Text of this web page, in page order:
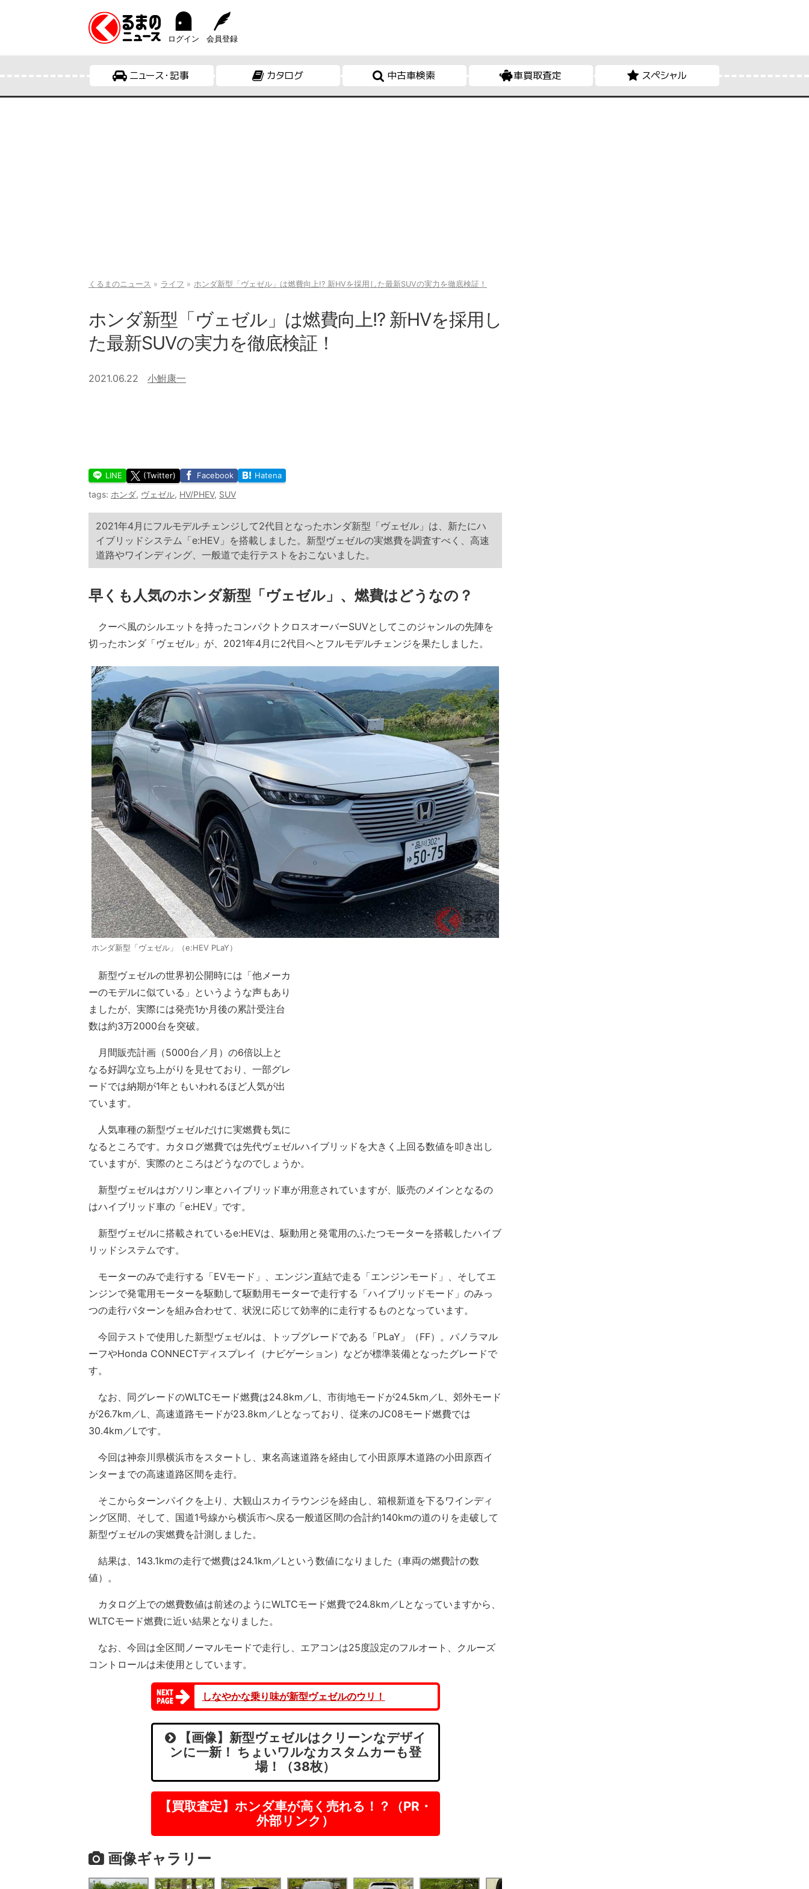
ログイン 会員登録
ニュース・記事 カタログ 中古車検索 車買取査定 スペシャル
くるまのニュース ライフ ホンダ新型「ヴェゼル」は燃費向上!? 新HVを採用した最新SUVの実力を徹底検証！
ホンダ新型「ヴェゼル」は燃費向上!? 新HVを採用し
た最新SUVの実力を徹底検証！
2021.06.22 小鮒康一
LINE (Twitter) Facebook Hatena
tags: ホンダ, ヴェゼル, HV/PHEV, SUV
2021年4月にフルモデルチェンジして2代目となったホンダ新型「ヴェゼル」は、新たにハ
イブリッドシステム「e:HEV」を搭載しました。新型ヴェゼルの実燃費を調査すべく、高速
道路やワインディング、一般道で走行テストをおこないました。
早くも人気のホンダ新型「ヴェゼル」、燃費はどうなの？
クーペ風のシルエットを持ったコンパクトクロスオーバーSUVとしてこのジャンルの先陣を
切ったホンダ「ヴェゼル」が、2021年4月に2代目へとフルモデルチェンジを果たしました。
ホンダ新型「ヴェゼル」（e:HEV PLaY）
新型ヴェゼルの世界初公開時には「他メーカ
ーのモデルに似ている」というような声もあり
ましたが、実際には発売1か月後の累計受注台
数は約3万2000台を突破。
月間販売計画（5000台／月）の6倍以上と
なる好調な立ち上がりを見せており、一部グレ
ードでは納期が1年ともいわれるほど人気が出
ています。
人気車種の新型ヴェゼルだけに実燃費も気に
なるところです。カタログ燃費では先代ヴェゼルハイブリッドを大きく上回る数値を叩き出し
ていますが、実際のところはどうなのでしょうか。
新型ヴェゼルはガソリン車とハイブリッド車が用意されていますが、販売のメインとなるの
はハイブリッド車の「e:HEV」です。
新型ヴェゼルに搭載されているe:HEVは、駆動用と発電用のふたつモーターを搭載したハイブ
リッドシステムです。
モーターのみで走行する「EVモード」、エンジン直結で走る「エンジンモード」、そしてエ
ンジンで発電用モーターを駆動して駆動用モーターで走行する「ハイブリッドモード」のみっ
つの走行パターンを組み合わせて、状況に応じて効率的に走行するものとなっています。
今回テストで使用した新型ヴェゼルは、トップグレードである「PLaY」（FF）。パノラマル
ーフやHonda CONNECTディスプレイ（ナビゲーション）などが標準装備となったグレードで
す。
なお、同グレードのWLTCモード燃費は24.8km／L、市街地モードが24.5km／L、郊外モード
が26.7km／L、高速道路モードが23.8km／Lとなっており、従来のJC08モード燃費では
30.4km／Lです。
今回は神奈川県横浜市をスタートし、東名高速道路を経由して小田原厚木道路の小田原西イ
ンターまでの高速道路区間を走行。
そこからターンパイクを上り、大観山スカイラウンジを経由し、箱根新道を下るワインディ
ング区間、そして、国道1号線から横浜市へ戻る一般道区間の合計約140kmの道のりを走破して
新型ヴェゼルの実燃費を計測しました。
結果は、143.1kmの走行で燃費は24.1km／Lという数値になりました（車両の燃費計の数
値）。
カタログ上での燃費数値は前述のようにWLTCモード燃費で24.8km／Lとなっていますから、
WLTCモード燃費に近い結果となりました。
なお、今回は全区間ノーマルモードで走行し、エアコンは25度設定のフルオート、クルーズ
コントロールは未使用としています。
しなやかな乗り味が新型ヴェゼルのウリ！
【画像】新型ヴェゼルはクリーンなデザイ
ンに一新！ ちょいワルなカスタムカーも登
場！（38枚）
【買取査定】ホンダ車が高く売れる！？（PR・
外部リンク）
画像ギャラリー